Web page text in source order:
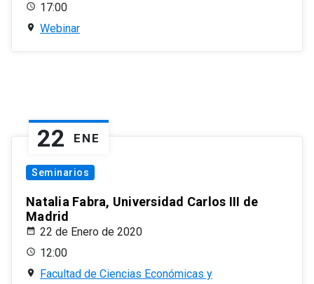
17:00
Webinar
22 ENE
Seminarios
Natalia Fabra, Universidad Carlos III de
Madrid
22 de Enero de 2020
12:00
Facultad de Ciencias Económicas y